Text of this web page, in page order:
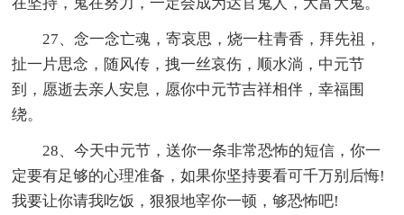
27、念一念亡魂，寄哀思，烧一柱青香，拜先祖，
扯一片思念，随风传，拽一丝哀伤，顺水淌，中元节
到，愿逝去亲人安息，愿你中元节吉祥相伴，幸福围
绕。
28、今天中元节，送你一条非常恐怖的短信，你一
定要有足够的心理准备，如果你坚持要看可千万别后悔!
我要让你请我吃饭，狠狠地宰你一顿，够恐怖吧!